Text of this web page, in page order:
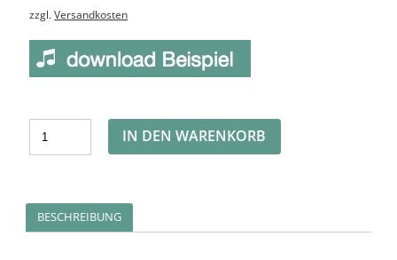
zzgl.Versandkosten
IN DEN WARENKORB
BESCHREIBUNG